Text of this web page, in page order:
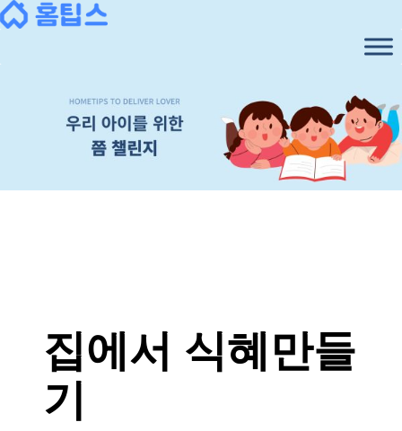
콘
텐
츠
기
집에서 식혜만들
기